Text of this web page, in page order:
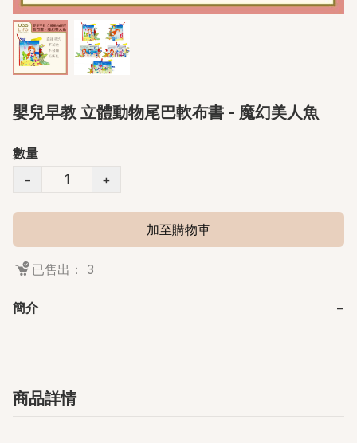
嬰兒早教 立體動物尾巴軟布書 - 魔幻美人魚
數量
−
+
加至購物車
已售出： 3
簡介 −
商品詳情